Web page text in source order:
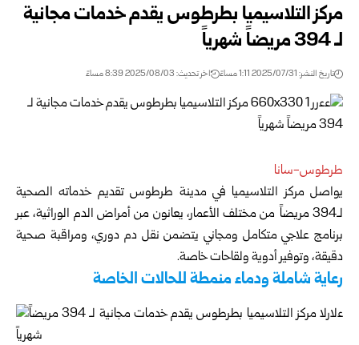
مركز التلاسيميا بطرطوس يقدم خدمات مجانية
لـ 394 مريضاً شهرياً
تاريخ النشر: 2025/07/31 1:11 مساءً اخر تحديث: 2025/08/03 8:39 مساءً
طرطوس-سانا
يواصل مركز التلاسيميا في مدينة طرطوس تقديم خدماته الصحية
لـ394 مريضاً من مختلف الأعمار، يعانون من أمراض الدم الوراثية، عبر
برنامج علاجي متكامل ومجاني يتضمن نقل دم دوري، ومراقبة صحية
دقيقة، وتوفير أدوية ولقاحات خاصة.
رعاية شاملة ودماء منمطة للحالات الخاصة